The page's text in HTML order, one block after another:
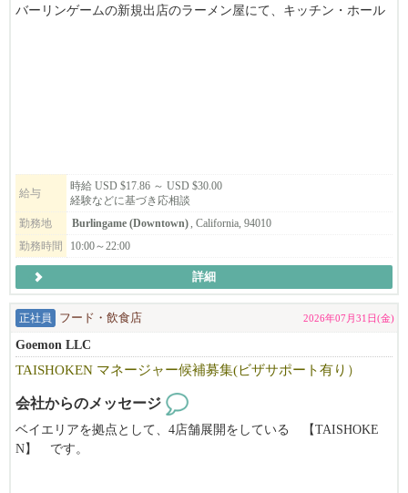
バーリンゲームの新規出店のラーメン屋にて、キッチン・ホール
給与
時給 USD $17.86 ～ USD $30.00
経験などに基づき応相談
勤務地
Burlingame (Downtown) , California, 94010
勤務時間
10:00～22:00
詳細
正社員 フード・飲食店 2026年07月31日(金)
Goemon LLC
TAISHOKEN マネージャー候補募集(ビザサポート有り）
会社からのメッセージ
ベイエリアを拠点として、4店舗展開をしている 【TAISHOKE
N】 です。